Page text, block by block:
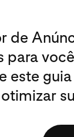
de
para
este
otimizar